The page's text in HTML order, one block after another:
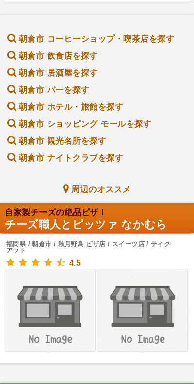
朝倉市 コーヒーショップ・喫茶店を探す
朝倉市 飲食店を探す
朝倉市 居酒屋を探す
朝倉市 バーを探す
朝倉市 ホテル・旅館を探す
朝倉市 ショッピング モールを探す
朝倉市 観光名所を探す
朝倉市 ナイトクラブを探す
周辺のオススメ
自家製チーズの絶品ピザ！
チーズ職人とピッツァ なかむら
福岡県 / 朝倉市 / 秋月野鳥 ピザ店 / スイーツ店 / テイク
アウト
4.5